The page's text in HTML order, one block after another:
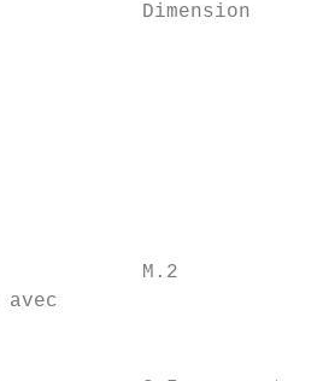
Dimension
M.2
avec